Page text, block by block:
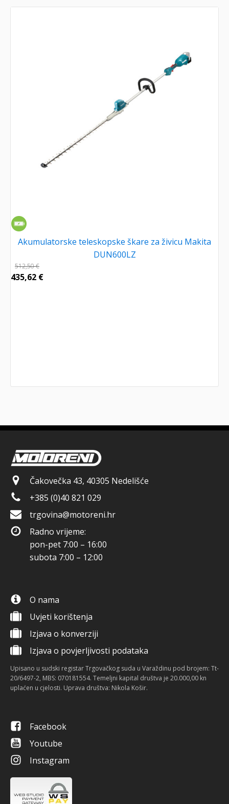
Akumulatorske teleskopske škare za živicu Makita
DUN600LZ
512,50€
435,62 €
Čakovečka 43, 40305 Nedelišće
+385 (0)40 821 029
trgovina@motoreni.hr
Radno vrijeme:
pon-pet 7:00 – 16:00
subota 7:00 – 12:00
O nama
Uvjeti korištenja
Izjava o konverziji
Izjava o povjerljivosti podataka
Upisano u sudski registar Trgovačkog suda u Varaždinu pod brojem: Tt-
20/6497-2, MBS: 070181554. Temeljni kapital društva je 20.000,00 kn
uplaćen u cjelosti. Uprava društva: Nikola Košir.
Facebook
Youtube
Instagram